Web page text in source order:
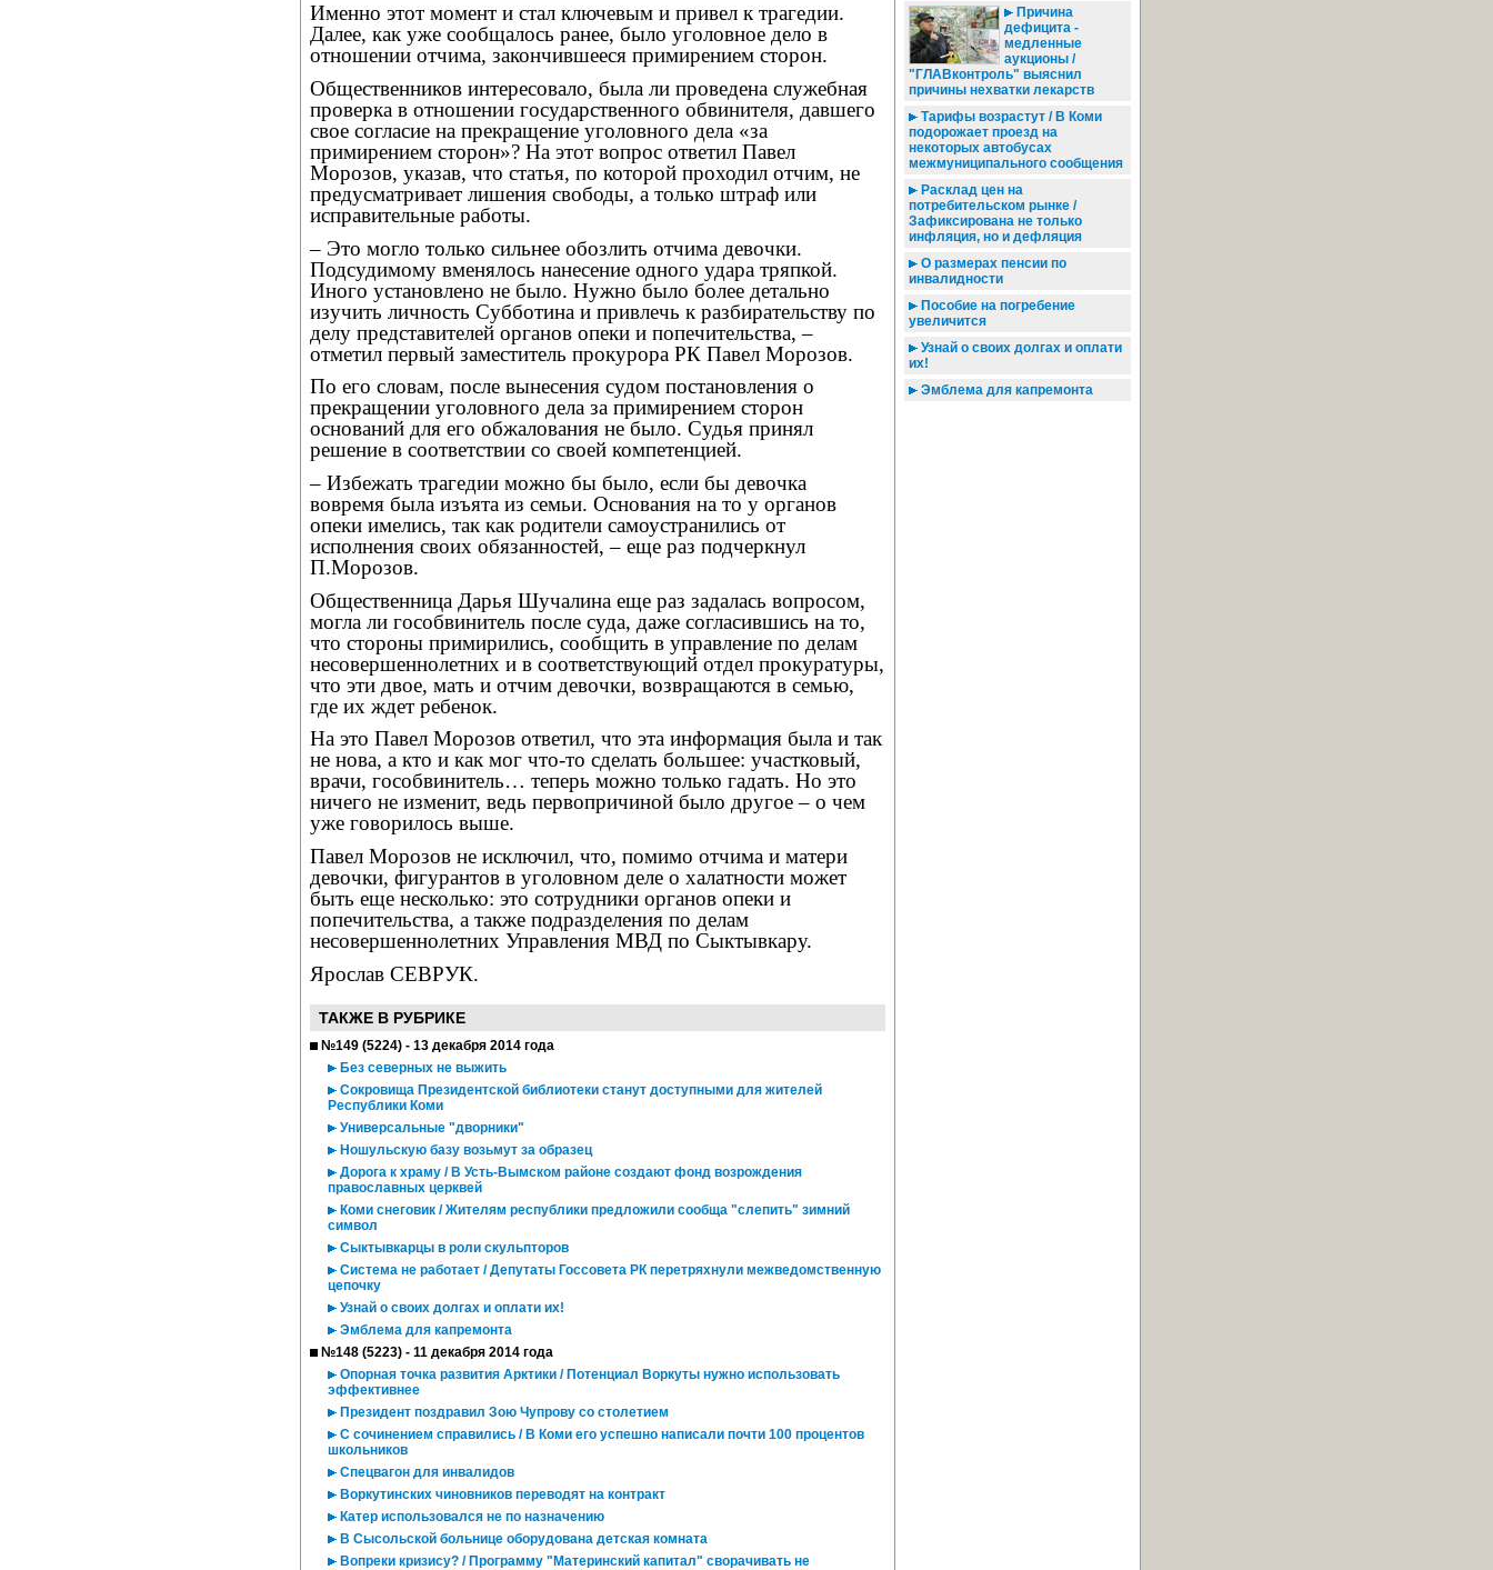
Именно этот момент и стал ключевым и привел к трагедии.
Далее, как уже сообщалось ранее, было уголовное дело в
отношении отчима, закончившееся примирением сторон.
Общественников интересовало, была ли проведена служебная
проверка в отношении государственного обвинителя, давшего
свое согласие на прекращение уголовного дела «за
примирением сторон»? На этот вопрос ответил Павел
Морозов, указав, что статья, по которой проходил отчим, не
предусматривает лишения свободы, а только штраф или
исправительные работы.
– Это могло только сильнее обозлить отчима девочки.
Подсудимому вменялось нанесение одного удара тряпкой.
Иного установлено не было. Нужно было более детально
изучить личность Субботина и привлечь к разбирательству по
делу представителей органов опеки и попечительства, –
отметил первый заместитель прокурора РК Павел Морозов.
По его словам, после вынесения судом постановления о
прекращении уголовного дела за примирением сторон
оснований для его обжалования не было. Судья принял
решение в соответствии со своей компетенцией.
– Избежать трагедии можно бы было, если бы девочка
вовремя была изъята из семьи. Основания на то у органов
опеки имелись, так как родители самоустранились от
исполнения своих обязанностей, – еще раз подчеркнул
П.Морозов.
Общественница Дарья Шучалина еще раз задалась вопросом,
могла ли гособвинитель после суда, даже согласившись на то,
что стороны примирились, сообщить в управление по делам
несовершеннолетних и в соответствующий отдел прокуратуры,
что эти двое, мать и отчим девочки, возвращаются в семью,
где их ждет ребенок.
На это Павел Морозов ответил, что эта информация была и так
не нова, а кто и как мог что-то сделать большее: участковый,
врачи, гособвинитель… теперь можно только гадать. Но это
ничего не изменит, ведь первопричиной было другое – о чем
уже говорилось выше.
Павел Морозов не исключил, что, помимо отчима и матери
девочки, фигурантов в уголовном деле о халатности может
быть еще несколько: это сотрудники органов опеки и
попечительства, а также подразделения по делам
несовершеннолетних Управления МВД по Сыктывкару.
Ярослав СЕВРУК.
ТАКЖЕ В РУБРИКЕ
№149 (5224) - 13 декабря 2014 года
Без северных не выжить
Сокровища Президентской библиотеки станут доступными для жителей
Республики Коми
Универсальные "дворники"
Ношульскую базу возьмут за образец
Дорога к храму / В Усть-Вымском районе создают фонд возрождения
православных церквей
Коми снеговик / Жителям республики предложили сообща "слепить" зимний
символ
Сыктывкарцы в роли скульпторов
Система не работает / Депутаты Госсовета РК перетряхнули межведомственную
цепочку
Узнай о своих долгах и оплати их!
Эмблема для капремонта
№148 (5223) - 11 декабря 2014 года
Опорная точка развития Арктики / Потенциал Воркуты нужно использовать
эффективнее
Президент поздравил Зою Чупрову со столетием
С сочинением справились / В Коми его успешно написали почти 100 процентов
школьников
Спецвагон для инвалидов
Воркутинских чиновников переводят на контракт
Катер использовался не по назначению
В Сысольской больнице оборудована детская комната
Вопреки кризису? / Программу "Материнский капитал" сворачивать не
Причина
дефицита -
медленные
аукционы /
"ГЛАВконтроль" выяснил
причины нехватки лекарств
Тарифы возрастут / В Коми
подорожает проезд на
некоторых автобусах
межмуниципального сообщения
Расклад цен на
потребительском рынке /
Зафиксирована не только
инфляция, но и дефляция
О размерах пенсии по
инвалидности
Пособие на погребение
увеличится
Узнай о своих долгах и оплати
их!
Эмблема для капремонта